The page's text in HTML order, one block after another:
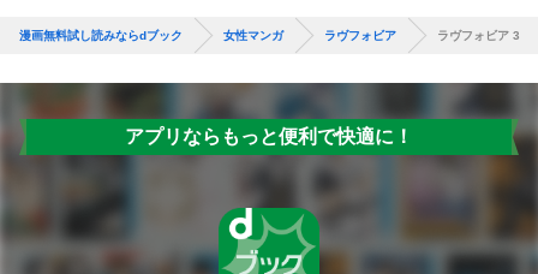
漫画無料試し読みならdブック 女性マンガ ラヴフォビア ラヴフォビア 3
アプリならもっと便利で快適に！